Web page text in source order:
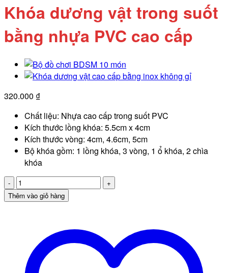
Khóa dương vật trong suốt
bằng nhựa PVC cao cấp
320.000 ₫
Chất liệu: Nhựa cao cấp trong suốt PVC
Kích thước lồng khóa: 5.5cm x 4cm
Kích thước vòng: 4cm, 4.6cm, 5cm
Bộ khóa gồm: 1 lồng khóa, 3 vòng, 1 ổ khóa, 2 chìa
khóa
Khóa
dương
vật
nhựa
PVC
Thêm vào giỏ hàng